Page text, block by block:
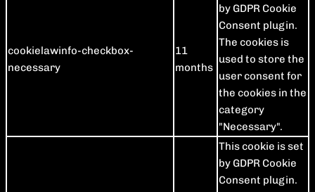
cookielawinfo-checkbox-
necessary
11
months
by GDPR Cookie
Consent plugin.
The cookies is
used to store the
user consent for
the cookies in the
category
"Necessary".
This cookie is set
by GDPR Cookie
Consent plugin.